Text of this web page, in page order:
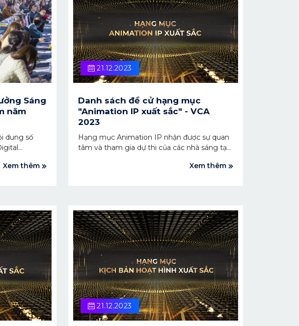
Sáng
năm
dung số
2023, thu
dung số
Xem thêm
21.12.2023
Danh sách đề cử hạng mục
"Animation IP xuất sắc" - VCA
2023
Hạng mục Animation IP nhận được sự quan
tâm và tham gia dự thi của các nhà sáng tạo
trị sáng tạo cao cả về hình thức và nội dung.
đón xem IP nào sẽ chiến thắng trong Lễ trao
Giải thưởng VCA 2023.
Xem thêm
21.12.2023